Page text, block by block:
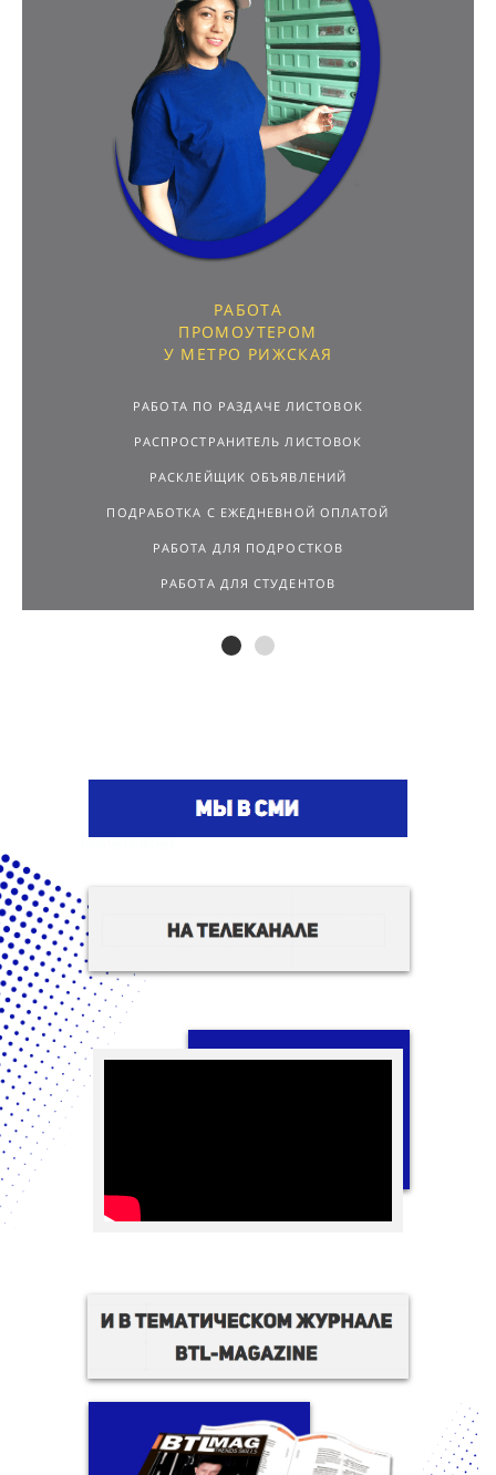
РАБОТА
ПРОМОУТЕРОМ
У МЕТРО РИЖСКАЯ
РАБОТА ПО РАЗДАЧЕ ЛИСТОВОК
РАСПРОСТРАНИТЕЛЬ ЛИСТОВОК
РАСКЛЕЙЩИК ОБЪЯВЛЕНИЙ
ПОДРАБОТКА С ЕЖЕДНЕВНОЙ ОПЛАТОЙ
РАБОТА ДЛЯ ПОДРОСТКОВ
РАБОТА ДЛЯ СТУДЕНТОВ